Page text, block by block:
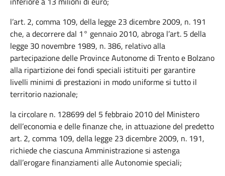
l’art. 2, comma 109, della legge 23 dicembre 2009, n. 191
che, a decorrere dal 1° gennaio 2010, abroga l’art. 5 della
legge 30 novembre 1989, n. 386, relativo alla
partecipazione delle Province Autonome di Trento e Bolzano
alla ripartizione dei fondi speciali istituiti per garantire
livelli minimi di prestazioni in modo uniforme si tutto il
territorio nazionale;
la circolare n. 128699 del 5 febbraio 2010 del Ministero
dell’economia e delle finanze che, in attuazione del predetto
art. 2, comma 109, della legge 23 dicembre 2009, n. 191,
richiede che ciascuna Amministrazione si astenga
dall’erogare finanziamenti alle Autonomie speciali;